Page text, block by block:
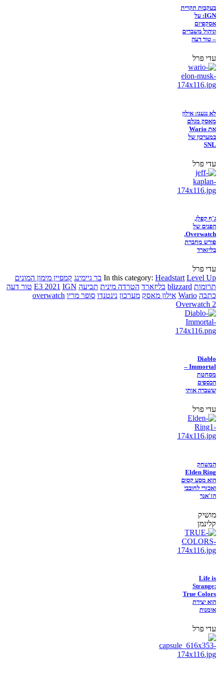
בעקבות תקרית
IGN: על
אסקפיזם
וניהול משברים
– טור דעה
עדי פרל
לא נגענו: אילון
מאסק מגלם
את Wario
במערכון של
SNL
עדי פרל
ג'ף קפלן,
הפנים של
Overwatch,
פורש מחברת
בליזארד
עדי פרל
In this category: Headstart Level Up בר גיימינג קמפיין מימון המונים
תרומות blizzard בליזארד הטרדה מינית תביעה E3 2021 IGN
טור דעה
כתבה Wario אילון מאסק מערכון נינטנדו סופר מריו overwatch
Overwatch 2
Diablo
Immortal –
מסחטת
הכספים
ששברה אותי
עדי פרל
המשחק
Elden Ring
הוא מסע קסום
ואכזרי לחובבי
הז'אנר
מושיק
קלינמן
Life is
Strange:
True Colors
הוא יצירת
אומנות
עדי פרל